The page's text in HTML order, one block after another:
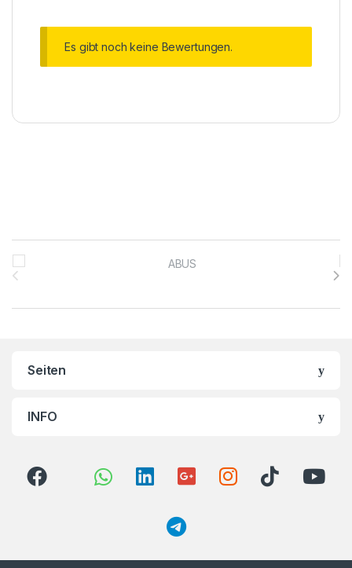
Es gibt noch keine Bewertungen.
Brands Carousel
Seiten
INFO